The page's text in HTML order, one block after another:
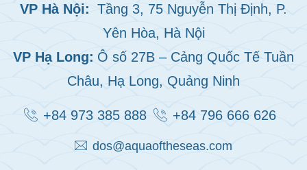
VP Hà Nội: Tầng 3, 75 Nguyễn Thị Định, P.
Yên Hòa, Hà Nội
VP Hạ Long: Ô số 27B – Cảng Quốc Tế Tuần
Châu, Hạ Long, Quảng Ninh
+84 973 385 888 +84 796 666 626
dos@aquaoftheseas.com